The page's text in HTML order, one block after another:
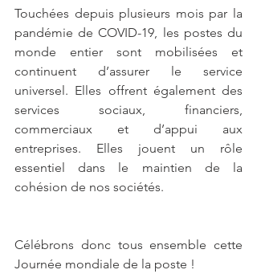
Touchées depuis plusieurs mois par la
pandémie de COVID-19, les postes du
monde entier sont mobilisées et
continuent d’assurer le service
universel. Elles offrent également des
services sociaux, financiers,
commerciaux et d’appui aux
entreprises. Elles jouent un rôle
essentiel dans le maintien de la
cohésion de nos sociétés.
Célébrons donc tous ensemble cette
Journée mondiale de la poste !